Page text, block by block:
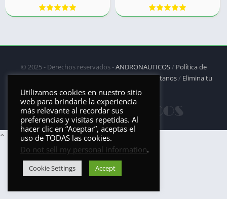
© 2025 - Derechos reservados -ANDRONAUTICOS/ Política de
privacidad/Política de Cookies/DMCA/Contáctanos/ Elimina tu
aplicación
Utilizamos cookies en nuestro sitio
web para brindarle la experiencia
más relevante al recordar sus
preferencias y visitas repetidas. Al
hacer clic en “Aceptar”, aceptas el
uso de TODAS las cookies.
Do not sell my personal information.
Cookie Settings Accept